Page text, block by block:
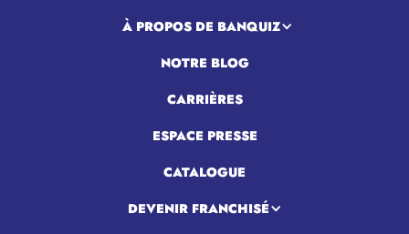
À PROPOS DE BANQUIZ
NOTRE BLOG
CARRIÈRES
ESPACE PRESSE
CATALOGUE
DEVENIR FRANCHISÉ